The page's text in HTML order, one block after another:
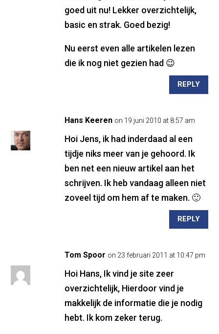
goed uit nu! Lekker overzichtelijk,
basic en strak. Goed bezig!
Nu eerst even alle artikelen lezen
die ik nog niet gezien had 😉
REPLY
Hans Keeren on 19 juni 2010 at 8:57 am
Hoi Jens, ik had inderdaad al een
tijdje niks meer van je gehoord. Ik
ben net een nieuw artikel aan het
schrijven. Ik heb vandaag alleen niet
zoveel tijd om hem af te maken. 🙂
REPLY
Tom Spoor on 23 februari 2011 at 10:47 pm
Hoi Hans, Ik vind je site zeer
overzichtelijk, Hierdoor vind je
makkelijk de informatie die je nodig
hebt. Ik kom zeker terug.